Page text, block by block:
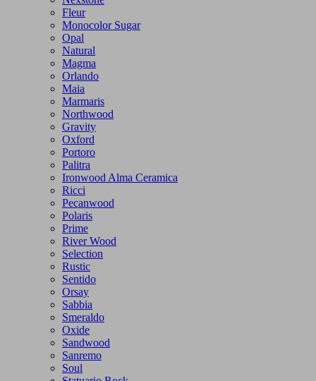
Fleur
Monocolor Sugar
Opal
Natural
Magma
Orlando
Maia
Marmaris
Northwood
Gravity
Oxford
Portoro
Palitra
Ironwood Alma Ceramica
Ricci
Pecanwood
Polaris
Prime
River Wood
Selection
Rustic
Sentido
Orsay
Sabbia
Smeraldo
Oxide
Sandwood
Sanremo
Soul